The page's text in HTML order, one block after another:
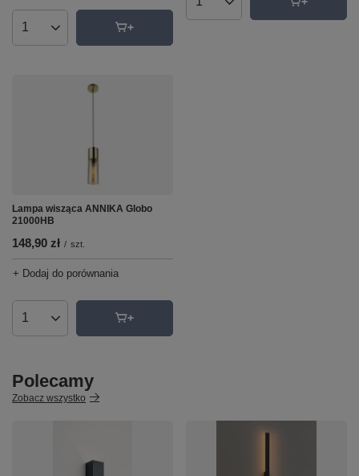
Ilość produktów
Ilość produktów
Lampa wisząca ANNIKA Globo
21000HB
148,90 zł / szt.
+ Dodaj do porównania
Ilość produktów
Polecamy
Zobacz wszystko